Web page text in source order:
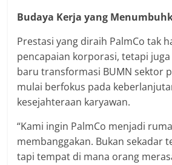
Budaya Kerja yang
Prestasi yang diraih PalmCo tak
pencapaian korporasi, tetapi
baru transformasi BUMN sektor
mulai berfokus pada
kesejahteraan karyawan.
“Kami ingin PalmCo menjadi
membanggakan. Bukan sekadar
tapi tempat di mana orang